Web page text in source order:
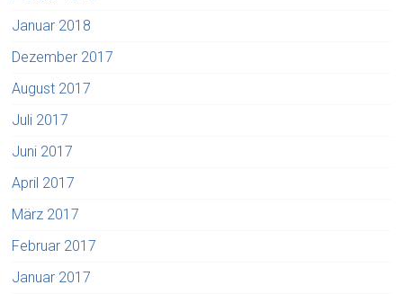
Januar 2018
Dezember 2017
August 2017
Juli 2017
Juni 2017
April 2017
März 2017
Februar 2017
Januar 2017